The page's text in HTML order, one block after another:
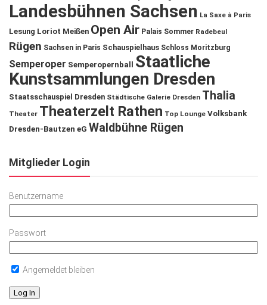
Landesbühnen Sachsen La Saxe à Paris
Lesung Loriot Meißen Open Air Palais Sommer Radebeul
Rügen Sachsen in Paris Schauspielhaus Schloss Moritzburg
Semperoper Semperopernball
Staatliche
Kunstsammlungen Dresden
Staatsschauspiel Dresden Städtische Galerie Dresden Thalia
Theater Theaterzelt Rathen Top Lounge Volksbank
Dresden-Bautzen eG Waldbühne Rügen
Mitglieder Login
Benutzername
Passwort
Angemeldet bleiben